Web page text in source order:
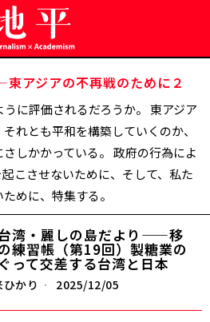
アジアの不再戦のために２
に評価されるだろうか。 東アジア
れとも平和を構築していくのか、
しかかっている。 政府の行為によ
こさせないために、そして、私た
めに、特集する。
台湾・麗しの島だより——移
練習帳（第19回）製糖業の
って交差する台湾と日本
ひかり 2025/12/05